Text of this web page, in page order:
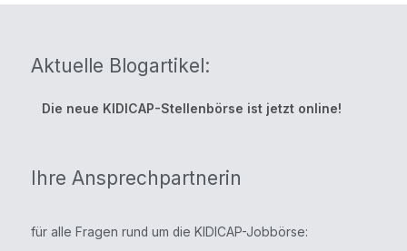
Aktuelle Blogartikel:
Die neue KIDICAP-Stellenbörse ist jetzt online!
Ihre Ansprechpartnerin
für alle Fragen rund um die KIDICAP-Jobbörse: